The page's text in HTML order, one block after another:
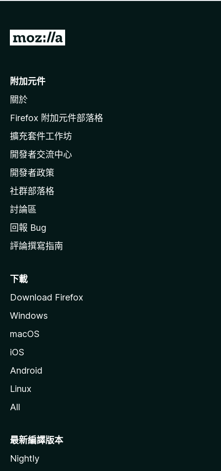
有
前
o
i
l
a
官
網
附加元件
關於
Firefox 附加元件部落格
擴充套件工作坊
開發者交流中心
開發者政策
社群部落格
討論區
回報 Bug
評論撰寫指南
下載
Download Firefox
Windows
macOS
iOS
Android
Linux
All
最新編譯版本
Nightly